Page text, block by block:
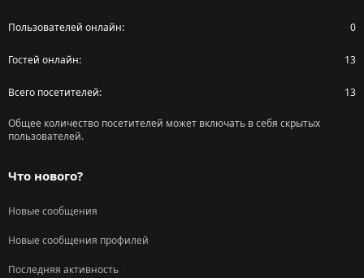
Пользователей онлайн 0
Гостей онлайн 13
Всего посетителей 13
Общее количество посетителей может включать в себя скрытых
пользователей.
Что нового?
Новые сообщения
Новые сообщения профилей
Последняя активность